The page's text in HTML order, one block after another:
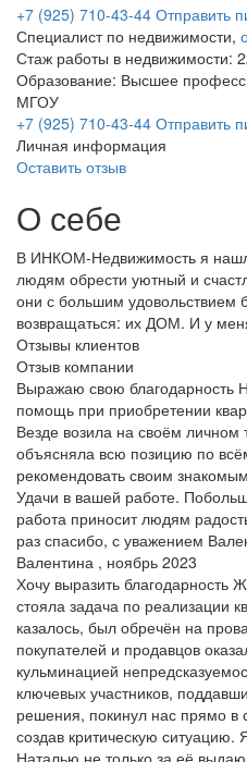
+7 (925) 710-43-44 Отправить
Специалист по недвижимости,
Стаж работы в недвижимости:
Образование: Высшее
МГОУ
+7 (925) 710-43-44 Отправить
Личная информация
Оставить отзыв
О себе
В ИНКОМ-Недвижимость я
людям обрести уютный и
они с большим удовольствием
возвращаться: их ДОМ. И у
Отзывы клиентов
Отзыв компании
Выражаю свою благодарность
помощь при приобретении
Везде возила на своём личном
объясняла всю позицию по
рекомендовать своим
Удачи в вашей работе.
работа приносит людям
раз спасибо, с уважением
Валентина , ноябрь 2023
Хочу выразить
стояла задача по реализации
казалось, был обречён на
покупателей и продавцов
кульминацией
ключевых участников,
решения, покинул нас прямо в
создав критическую ситуацию.
Наталью не только за её